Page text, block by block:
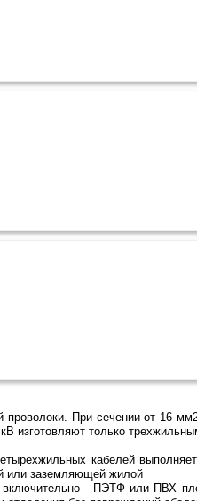
проволоки. При сечении от 16
изготовляют только
кабелей
или заземляющей жилой
- ПЭТФ или ПВХ